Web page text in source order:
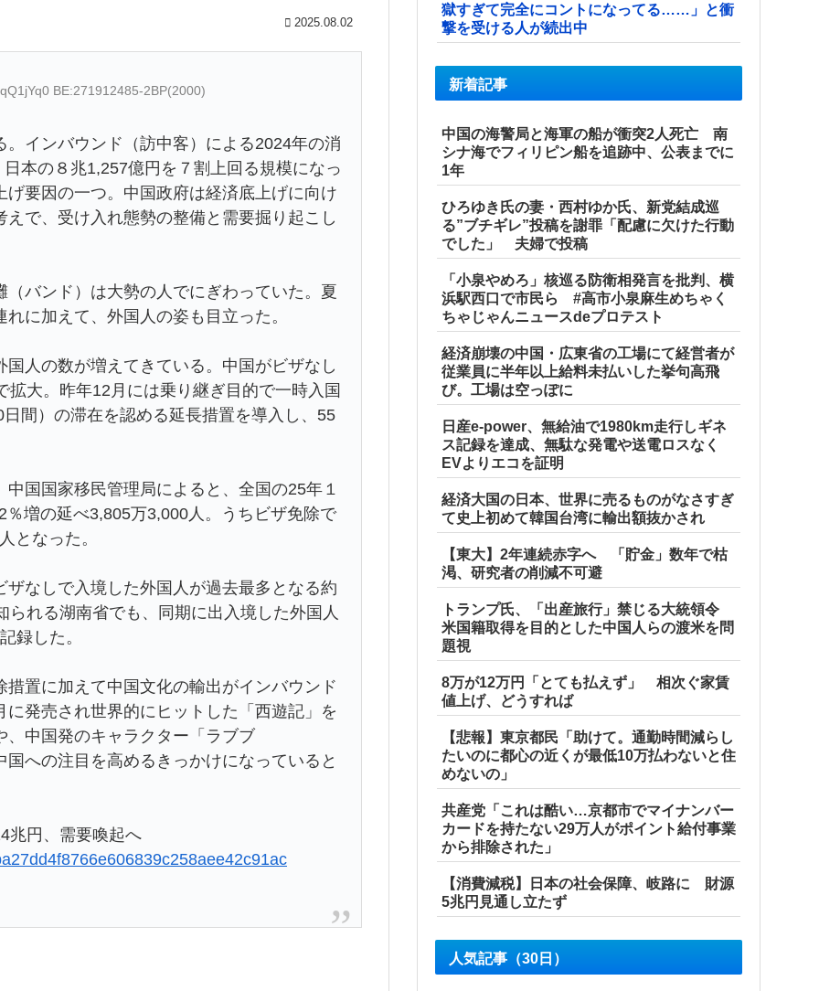
2025.08.02
BE:271912485-2BP(2000)
インバウンド（訪中客）による2024年の消
本の８兆1,257億円を７割上回る規模になっ
要因の一つ。中国政府は経済底上げに向け
で、受け入れ態勢の整備と需要掘り起こし
バンド）は大勢の人でにぎわっていた。夏
に加えて、外国人の姿も目立った。
人の数が増えてきている。中国がビザなし
大。昨年12月には乗り継ぎ目的で一時入国
間）の滞在を認める延長措置を導入し、55
国国家移民管理局によると、全国の25年１
増の延べ3,805万3,000人。うちビザ免除で
となった。
なしで入境した外国人が過去最多となる約
れる湖南省でも、同期に出入境した外国人
録した。
置に加えて中国文化の輸出がインバウンド
発売され世界的にヒットした「西遊記」を
中国発のキャラクター「ラブブ
への注目を高めるきっかけになっていると
兆円、需要喚起へ
獄すぎて完全にコントになってる……」と衝
撃を受ける人が続出中
新着記事
中国の海警局と海軍の船が衝突2人死亡 南
シナ海でフィリピン船を追跡中、公表までに
1年
ひろゆき氏の妻・西村ゆか氏、新党結成巡
る”ブチギレ”投稿を謝罪「配慮に欠けた行動
でした」 夫婦で投稿
「小泉やめろ」核巡る防衛相発言を批判、横
浜駅西口で市民ら #高市小泉麻生めちゃく
ちゃじゃんニュースdeプロテスト
経済崩壊の中国・広東省の工場にて経営者が
従業員に半年以上給料未払いした挙句高飛
び。工場は空っぽに
日産e-power、無給油で1980km走行しギネ
ス記録を達成、無駄な発電や送電ロスなく
EVよりエコを証明
経済大国の日本、世界に売るものがなさすぎ
て史上初めて韓国台湾に輸出額抜かされ
【東大】2年連続赤字へ 「貯金」数年で枯
渇、研究者の削減不可避
トランプ氏、「出産旅行」禁じる大統領令
米国籍取得を目的とした中国人らの渡米を問
題視
8万が12万円「とても払えず」 相次ぐ家賃
値上げ、どうすれば
【悲報】東京都民「助けて。通勤時間減らし
たいのに都心の近くが最低10万払わないと住
めないの」
共産党「これは酷い…京都市でマイナンバー
カードを持たない29万人がポイント給付事業
から排除された」
【消費減税】日本の社会保障、岐路に 財源
5兆円見通し立たず
人気記事（30日）